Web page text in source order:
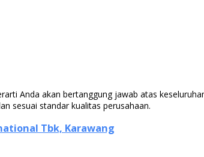
Anda akan bertanggung jawab atas
sesuai standar kualitas perusahaan.
Tbk, Karawang